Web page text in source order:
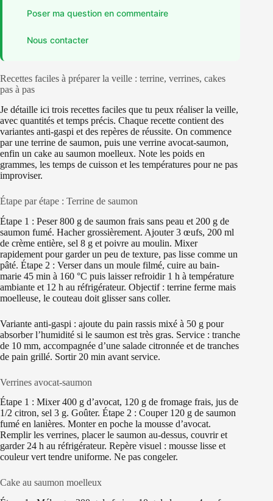
Poser ma question en commentaire
Nous contacter
Recettes faciles à préparer la veille : terrine, verrines, cakes
pas à pas
Je détaille ici trois recettes faciles que tu peux réaliser la veille,
avec quantités et temps précis. Chaque recette contient des
variantes anti-gaspi et des repères de réussite. On commence
par une terrine de saumon, puis une verrine avocat-saumon,
enfin un cake au saumon moelleux. Note les poids en
grammes, les temps de cuisson et les températures pour ne pas
improviser.
Étape par étape : Terrine de saumon
Étape 1 : Peser 800 g de saumon frais sans peau et 200 g de
saumon fumé. Hacher grossièrement. Ajouter 3 œufs, 200 ml
de crème entière, sel 8 g et poivre au moulin. Mixer
rapidement pour garder un peu de texture, pas lisse comme un
pâté. Étape 2 : Verser dans un moule filmé, cuire au bain-
marie 45 min à 160 °C puis laisser refroidir 1 h à température
ambiante et 12 h au réfrigérateur. Objectif : terrine ferme mais
moelleuse, le couteau doit glisser sans coller.
Variante anti-gaspi : ajoute du pain rassis mixé à 50 g pour
absorber l’humidité si le saumon est très gras. Service : tranche
de 10 mm, accompagnée d’une salade citronnée et de tranches
de pain grillé. Sortir 20 min avant service.
Verrines avocat-saumon
Étape 1 : Mixer 400 g d’avocat, 120 g de fromage frais, jus de
1/2 citron, sel 3 g. Goûter. Étape 2 : Couper 120 g de saumon
fumé en lanières. Monter en poche la mousse d’avocat.
Remplir les verrines, placer le saumon au-dessus, couvrir et
garder 24 h au réfrigérateur. Repère visuel : mousse lisse et
couleur vert tendre uniforme. Ne pas congeler.
Cake au saumon moelleux